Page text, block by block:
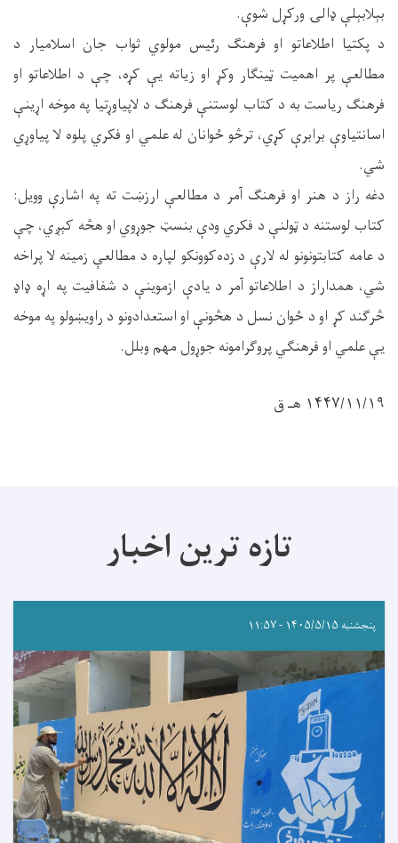
بېلابېلې ډالۍ ورکړل شوې.
د پکتیا اطلاعاتو او فرهنګ رئیس مولوي ثواب‌ جان اسلامیار د
مطالعې پر اهمیت ټینګار وکړ او زیاته یې کړه، چې د اطلاعاتو او
فرهنګ ریاست به د کتاب لوستنې فرهنګ د لاپیاوړتیا په موخه اړینې
اسانتیاوې برابرې کړي، ترڅو ځوانان له علمي او فکري پلوه لا پیاوړي
شي.
دغه راز د هنر او فرهنګ آمر د مطالعې ارزښت ته په اشارې وویل:
کتاب لوستنه د ټولنې د فکري ودې بنسټ جوړوي او هڅه کېږي، چې
د عامه کتابتونونو له لارې د زده‌کوونکو لپاره د مطالعې زمینه لا پراخه
شي، همداراز د اطلاعاتو آمر د یادې ازموینې د شفافیت په اړه ډاډ
څرګند کړ او د ځوان نسل د هڅونې او استعدادونو د راویښولو په موخه
یې علمي او فرهنګي پروګرامونه جوړول مهم وبلل.
۱۴۴۷/۱۱/۱۹ هـ ق
تازه ترین اخبار
پنجشنبه ۱۴۰۵/۵/۱۵ - ۱۱:۵۷